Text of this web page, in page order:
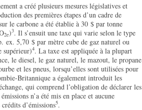
a créé plusieurs mesures législatives et
des premières étapes d’un cadre de
le carbone a été établie à 30 $ par tonne
2e)3. Il s’ensuit une taxe qui varie selon le type
ex. 5,70 $ par mètre cube de gaz naturel ou
supérieur)4. La taxe est appliquée à la plupart
le diesel, le gaz naturel, le mazout, le propane
et les pneus, lorsqu’elles sont utilisées pour
Britannique a également introduit les
qui comprend l’obligation de déclarer les
n’a été mis en place et aucune
d’émissions5.